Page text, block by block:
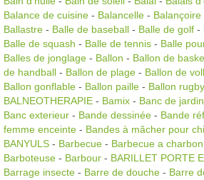
Balance de cuisine - Balancelle - Balançoire
Ballastre - Balle de baseball - Balle de golf -
Balle de squash - Balle de tennis - Balle
Balles de jonglage - Ballon - Ballon de
de handball - Ballon de plage - Ballon de
Ballon gonflable - Ballon paille - Ballon rugby
BALNEOTHERAPIE - Bamix - Banc de jardin
Banc exterieur - Bande dessinée - Bande
femme enceinte - Bandes à mâcher pour
BANYULS - Barbecue - Barbecue a
Barboteuse - Barbour - BARILLET PORTE
Barrage insecte - Barre de douche - Barre